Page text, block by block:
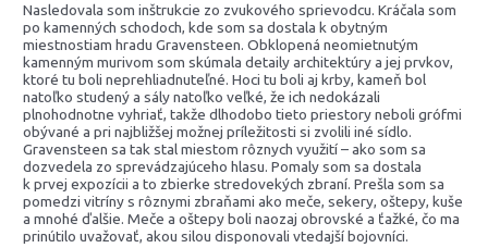
Nasledovala som inštrukcie zo zvukového sprievodcu. Kráčala som
po kamenných schodoch, kde som sa dostala k obytným
miestnostiam hradu Gravensteen. Obklopená neomietnutým
kamenným murivom som skúmala detaily architektúry a jej prvkov,
ktoré tu boli neprehliadnuteľné. Hoci tu boli aj krby, kameň bol
natoľko studený a sály natoľko veľké, že ich nedokázali
plnohodnotne vyhriať, takže dlhodobo tieto priestory neboli grófmi
obývané a pri najbližšej možnej príležitosti si zvolili iné sídlo.
Gravensteen sa tak stal miestom rôznych využití – ako som sa
dozvedela zo sprevádzajúceho hlasu. Pomaly som sa dostala
k prvej expozícii a to zbierke stredovekých zbraní. Prešla som sa
pomedzi vitríny s rôznymi zbraňami ako meče, sekery, oštepy, kuše
a mnohé ďalšie. Meče a oštepy boli naozaj obrovské a ťažké, čo ma
prinútilo uvažovať, akou silou disponovali vtedajší bojovníci.